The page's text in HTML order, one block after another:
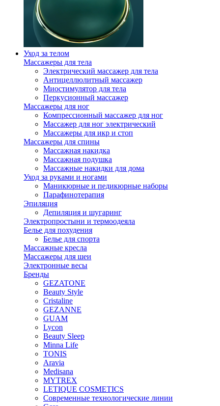
Уход за телом
Массажеры для тела
Электрический массажер для тела
Антицеллюлитный массажер
Миостимулятор для тела
Перкусионный массажер
Массажеры для ног
Компрессионный массажер для ног
Массажер для ног электрический
Массажеры для икр и стоп
Массажеры для спины
Массажная накидка
Массажная подушка
Массажные накидки для дома
Уход за руками и ногами
Маникюрные и педикюрные наборы
Парафинотерапия
Эпиляция
Депиляция и шугаринг
Электропростыни и термоодеяла
Белье для похудения
Белье для спорта
Массажные кресла
Массажеры для шеи
Электронные весы
Бренды
GEZATONE
Beauty Style
Cristaline
GEZANNE
GUAM
Lycon
Beauty Sleep
Minna Life
TONIS
Aravia
Medisana
MYTREX
LETIQUE COSMETICS
Современные технологические линии